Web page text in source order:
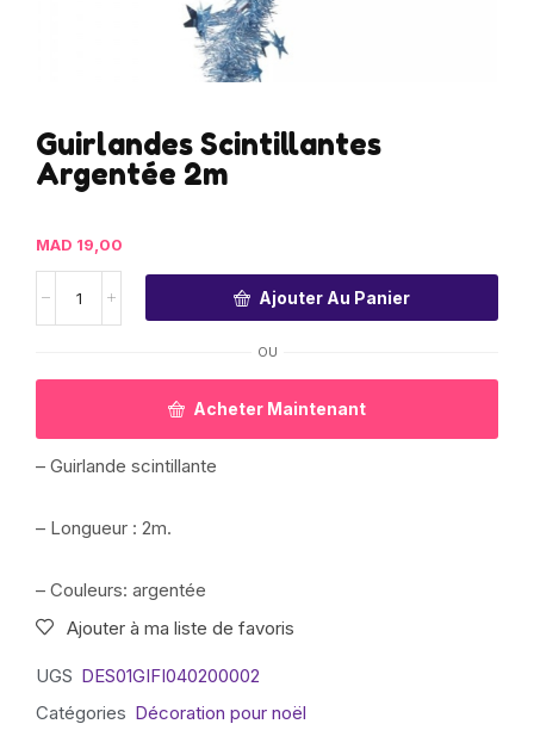
Guirlandes Scintillantes
Argentée 2m
MAD 19,00
Ajouter Au Panier
OU
Acheter Maintenant
– Guirlande scintillante
– Longueur : 2m.
– Couleurs: argentée
Ajouter à ma liste de favoris
UGS DES01GIFI040200002
Catégories Décoration pour noël